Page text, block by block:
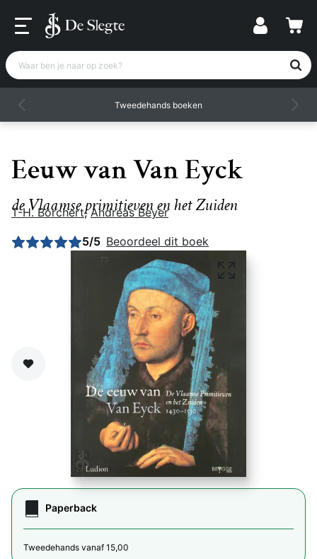
Waar ben je naar op zoek?
Tweedehands boeken
Eeuw van Van Eyck
de Vlaamse primitieven en het Zuiden
T-H. Borchert,Andreas Beyer
Gemiddelde beoordeling: 5 uit 5
5/5 Beoordeel dit boek
Zet op verlanglijst
Paperback
Tweedehands vanaf 15,00